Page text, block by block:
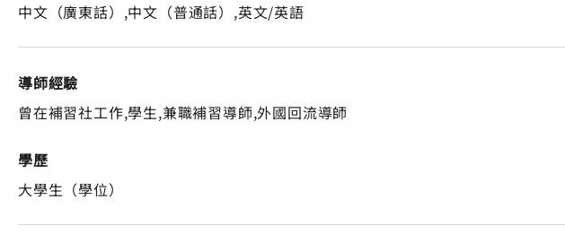
中文（廣東話）,中文（普通話）,英文/英語
導師經驗
曾在補習社工作,學生,兼職補習導師,外國回流導師
學歷
大學生（學位）